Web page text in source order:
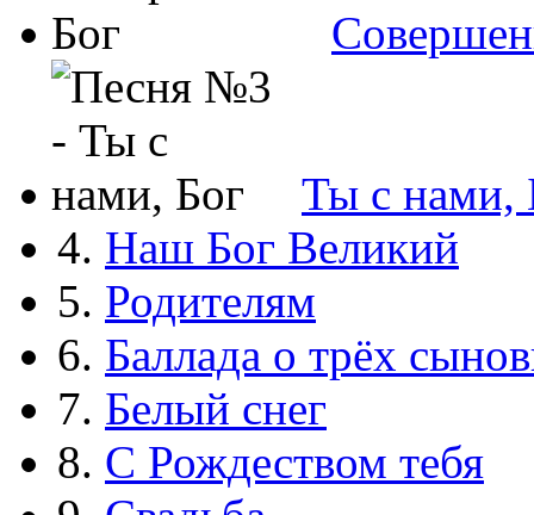
Ты с нами,
4. Наш Бог Великий
5. Родителям
6. Баллада о трёх
7. Белый снег
8. С Рождеством тебя